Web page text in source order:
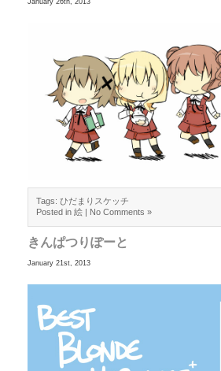
January 26th, 2013
Tags: ひだまりスケッチ
Posted in 絵 | No Comments »
きんぱつりぽーと
January 21st, 2013